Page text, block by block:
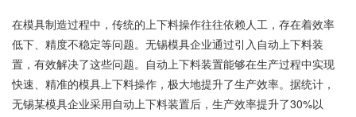
在模具制造过程中，传统的上下料操作往往依赖人工，存在着效率
低下、精度不稳定等问题。无锡模具企业通过引入自动上下料装
置，有效解决了这些问题。自动上下料装置能够在生产过程中实现
快速、精准的模具上下料操作，极大地提升了生产效率。据统计，
无锡某模具企业采用自动上下料装置后，生产效率提升了30%以